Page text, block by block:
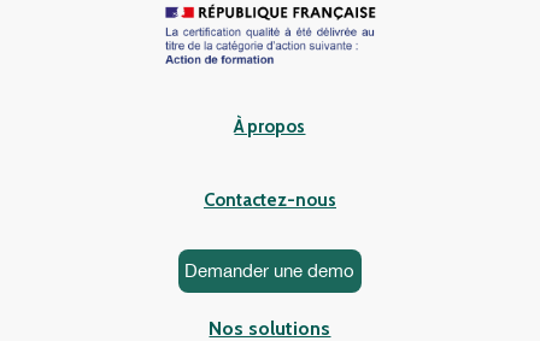
À propos
Contactez-nous
Demander une demo
Nos solutions